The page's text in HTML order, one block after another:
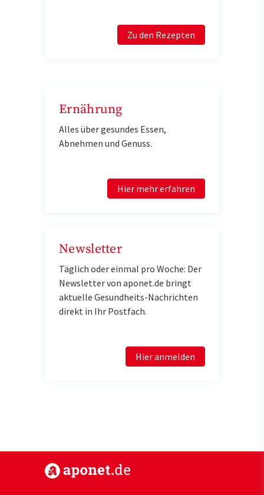
Zu den Rezepten
Ernährung
Alles über gesundes Essen,
Abnehmen und Genuss.
Hier mehr erfahren
Newsletter
Täglich oder einmal pro Woche: Der
Newsletter von aponet.de bringt
aktuelle Gesundheits-Nachrichten
direkt in Ihr Postfach.
Hier anmelden